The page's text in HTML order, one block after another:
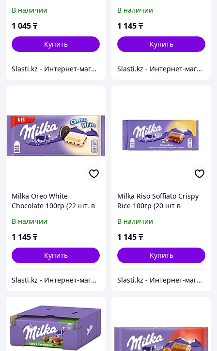
В наличии
1 045₸
Купить
Slasti.kz - Интернет-магазин сладостей
В наличии
1 145₸
Купить
Slasti.kz - Интернет-магазин сладостей
Milka Oreo White
Chocolate 100гр (22 шт. в
В наличии
1 145₸
Купить
Slasti.kz - Интернет-магазин сладостей
Milka Riso Soffiato Crispy
Rice 100гр (20 шт в
В наличии
1 145₸
Купить
Slasti.kz - Интернет-магазин сладостей